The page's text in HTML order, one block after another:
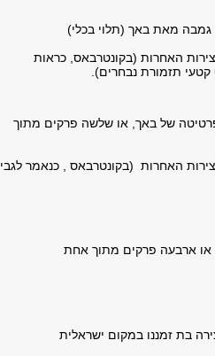
האחרות (בקונטרבאס, כראות
תזמורת נבחרים).
מתוך סוויטה או פרטיטה של באך, או שלשה פרקים מתוך
האחרות (בקונטרבאס , כנאמר לגבי
או ארבעה פרקים מתוך אחת
בת זמננו במקום ישראלית